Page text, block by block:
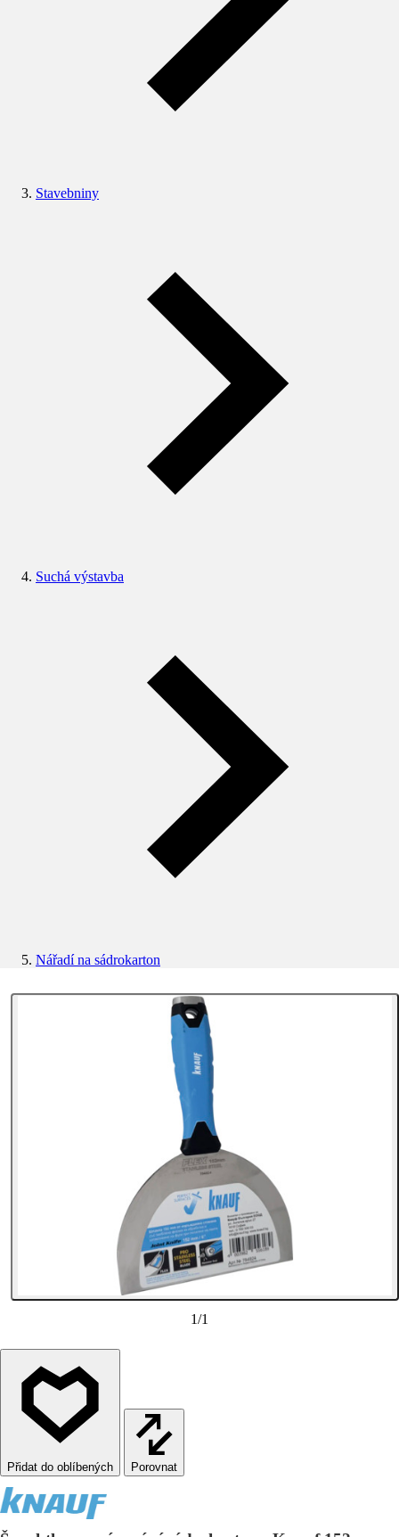
Stavebniny
Suchá výstavba
Nářadí na sádrokarton
1/1
Porovnat